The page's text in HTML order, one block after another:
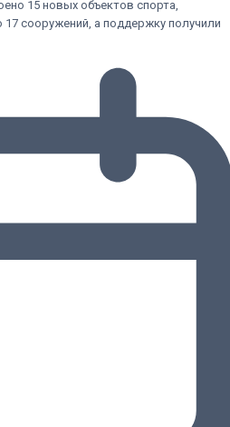
15 новых объектов спорта,
сооружений, а поддержку получили